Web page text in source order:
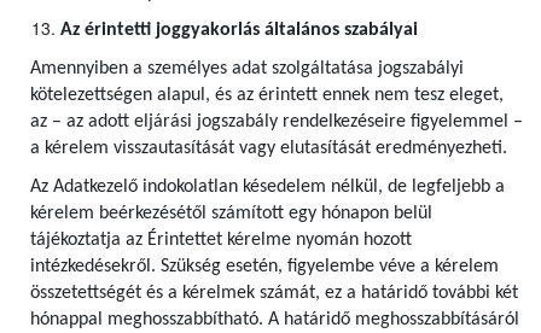
Az érintetti joggyakorlás általános szabályai
Amennyiben a személyes adat szolgáltatása jogszabályi
kötelezettségen alapul, és az érintett ennek nem tesz eleget,
az – az adott eljárási jogszabály rendelkezéseire figyelemmel –
a kérelem visszautasítását vagy elutasítását eredményezheti.
Az Adatkezelő indokolatlan késedelem nélkül, de legfeljebb a
kérelem beérkezésétől számított egy hónapon belül
tájékoztatja az Érintettet kérelme nyomán hozott
intézkedésekről. Szükség esetén, figyelembe véve a kérelem
összetettségét és a kérelmek számát, ez a határidő további két
hónappal meghosszabbítható. A határidő meghosszabbításáról